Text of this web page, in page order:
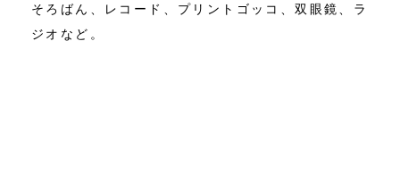
そろばん、レコード、プリントゴッコ、双眼鏡、ラ
ジオなど。